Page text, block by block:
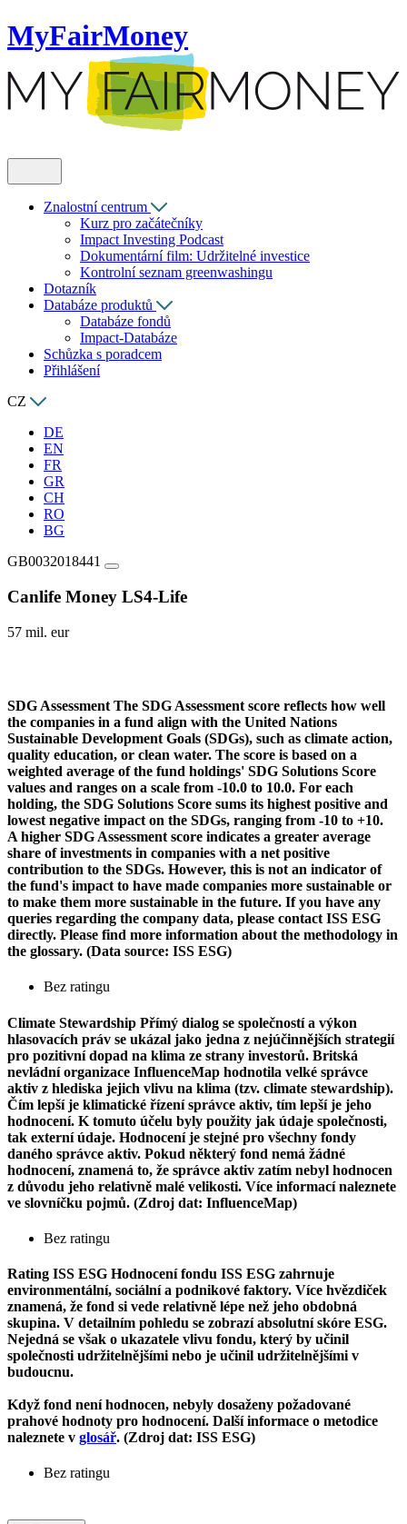
MyFairMoney
Znalostní centrum
Kurz pro začátečníky
Impact Investing Podcast
Dokumentární film: Udržitelné investice
Kontrolní seznam greenwashingu
Dotazník
Databáze produktů
Databáze fondů
Impact-Databáze
Schůzka s poradcem
Přihlášení
CZ
DE
EN
FR
GR
CH
RO
BG
GB0032018441
Canlife Money LS4-Life
57 mil. eur
SDG Assessment The SDG Assessment score reflects how well
the companies in a fund align with the United Nations
Sustainable Development Goals (SDGs), such as climate action,
quality education, or clean water. The score is based on a
weighted average of the fund holdings' SDG Solutions Score
values and ranges on a scale from -10.0 to 10.0. For each
holding, the SDG Solutions Score sums its highest positive and
lowest negative impact on the SDGs, ranging from -10 to +10.
A higher SDG Assessment score indicates a greater average
share of investments in companies with a net positive
contribution to the SDGs. However, this is not an indicator of
the fund's impact to have made companies more sustainable or
to make them more sustainable in the future. If you have any
queries regarding the company data, please contact ISS ESG
directly. Please find more information about the methodology in
the glossary. (Data source: ISS ESG)
Bez ratingu
Climate Stewardship Přímý dialog se společností a výkon
hlasovacích práv se ukázal jako jedna z nejúčinnějších strategií
pro pozitivní dopad na klima ze strany investorů. Britská
nevládní organizace InfluenceMap hodnotila velké správce
aktiv z hlediska jejich vlivu na klima (tzv. climate stewardship).
Čím lepší je klimatické řízení správce aktiv, tím lepší je jeho
hodnocení. K tomuto účelu byly použity jak údaje společnosti,
tak externí údaje. Hodnocení je stejné pro všechny fondy
daného správce aktiv. Pokud některý fond nemá žádné
hodnocení, znamená to, že správce aktiv zatím nebyl hodnocen
z důvodu jeho relativně malé velikosti. Více informací naleznete
ve slovníčku pojmů. (Zdroj dat: InfluenceMap)
Bez ratingu
Rating ISS ESG Hodnocení fondu ISS ESG zahrnuje
environmentální, sociální a podnikové faktory. Více hvězdiček
znamená, že fond si vede relativně lépe než jeho obdobná
skupina. V detailním pohledu se zobrazí absolutní skóre ESG.
Nejedná se však o ukazatele vlivu fondu, který by učinil
společnosti udržitelnějšími nebo je učinil udržitelnějšími v
budoucnu.
Když fond není hodnocen, nebyly dosaženy požadované
prahové hodnoty pro hodnocení. Další informace o metodice
naleznete v glosář. (Zdroj dat: ISS ESG)
Bez ratingu